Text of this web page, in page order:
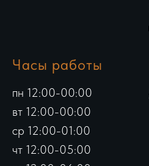
Часы работы
пн 12:00-00:00
вт 12:00-00:00
ср 12:00-01:00
чт 12:00-05:00